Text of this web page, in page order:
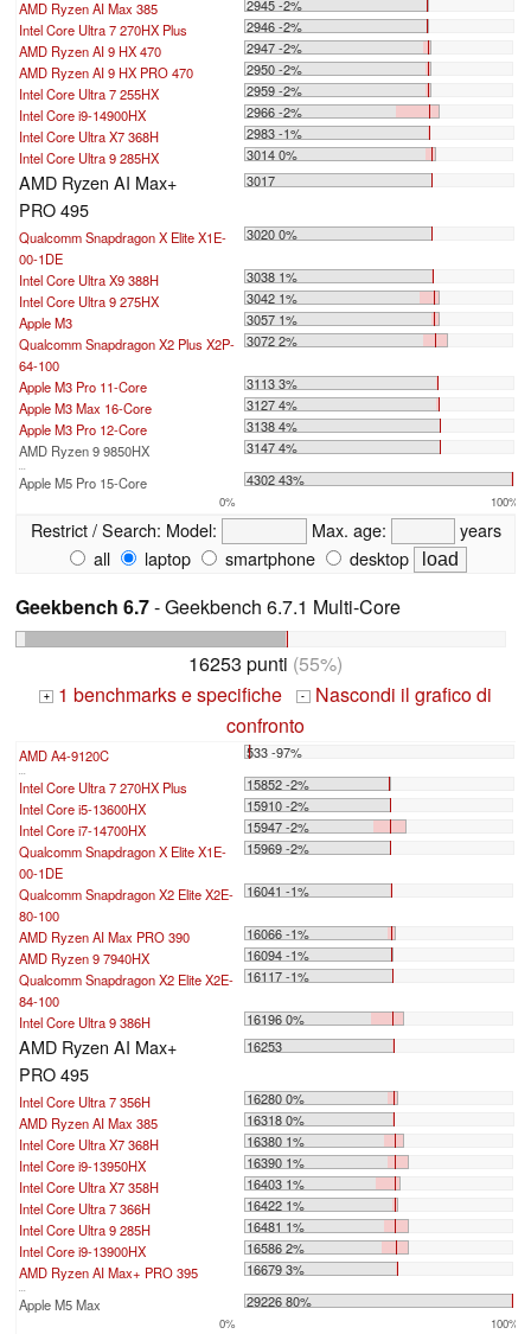
AMD Ryzen AI Max 385
2945 -2%
Intel Core Ultra 7 270HX Plus
2946 -2%
AMD Ryzen AI 9 HX 470
2947 -2%
AMD Ryzen AI 9 HX PRO 470
2950 -2%
Intel Core Ultra 7 255HX
2959 -2%
Intel Core i9-14900HX
2966 -2%
Intel Core Ultra X7 368H
2983 -1%
Intel Core Ultra 9 285HX
3014 0%
AMD Ryzen AI Max+
PRO 495
3017
Qualcomm Snapdragon X Elite X1E-
00-1DE
3020 0%
Intel Core Ultra X9 388H
3038 1%
Intel Core Ultra 9 275HX
3042 1%
Apple M3
3057 1%
Qualcomm Snapdragon X2 Plus X2P-
64-100
3072 2%
Apple M3 Pro 11-Core
3113 3%
Apple M3 Max 16-Core
3127 4%
Apple M3 Pro 12-Core
3138 4%
AMD Ryzen 9 9850HX
3147 4%
Apple M5 Pro 15-Core 4302 43%
0% 100%
Restrict / Search: Model: Max. age:
years
all
laptop smartphone desktop
Geekbench 6.7- Geekbench 6.7.1 Multi-Core
16253 punti (55%)
+ 1 benchmarks e specifiche - Nascondi il grafico di
confronto
AMD A4-9120C 533 -97%
...
Intel Core Ultra 7 270HX Plus
15852 -2%
Intel Core i5-13600HX
15910 -2%
Intel Core i7-14700HX
15947 -2%
Qualcomm Snapdragon X Elite X1E-
00-1DE
15969 -2%
Qualcomm Snapdragon X2 Elite X2E-
80-100
16041 -1%
AMD Ryzen AI Max PRO 390
16066 -1%
AMD Ryzen 9 7940HX
16094 -1%
Qualcomm Snapdragon X2 Elite X2E-
84-100
16117 -1%
Intel Core Ultra 9 386H 16196 0%
AMD Ryzen AI Max+
PRO 495
16253
Intel Core Ultra 7 356H
16280 0%
AMD Ryzen AI Max 385
16318 0%
Intel Core Ultra X7 368H
16380 1%
Intel Core i9-13950HX
16390 1%
Intel Core Ultra X7 358H
16403 1%
Intel Core Ultra 7 366H
16422 1%
Intel Core Ultra 9 285H
16481 1%
Intel Core i9-13900HX
16586 2%
AMD Ryzen AI Max+ PRO 395
16679 3%
...
Apple M5 Max 29226 80%
0% 100%